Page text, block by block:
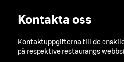
Kontakta oss
Kontaktuppgifterna till de
på respektive restaurangs